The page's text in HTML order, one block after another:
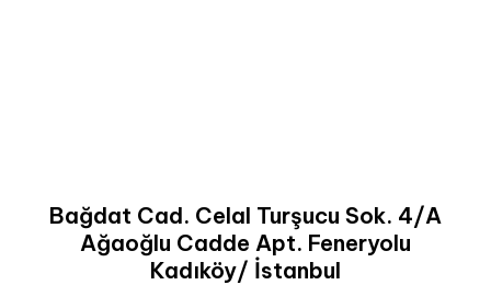
Bağdat Cad. Celal Turşucu Sok. 4/A
Ağaoğlu Cadde Apt. Feneryolu
Kadıköy/ İstanbul